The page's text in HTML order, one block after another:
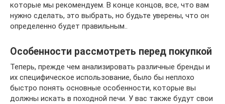
которые мы рекомендуем. В конце концов, все, что вам
нужно сделать, это выбрать, но будьте уверены, что он
определенно будет правильным..
Особенности рассмотреть перед покупкой
Теперь, прежде чем анализировать различные бренды и
их специфическое использование, было бы неплохо
быстро понять основные особенности, которые вы
должны искать в походной печи. У вас также будут свои